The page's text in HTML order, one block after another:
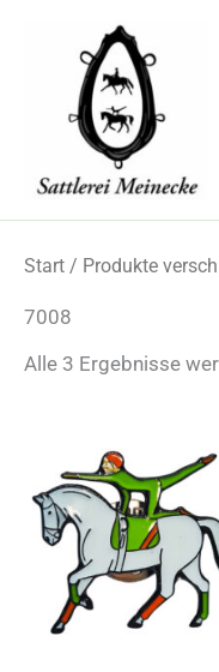
Start / Produkte
7008
Alle 3 Ergebnisse